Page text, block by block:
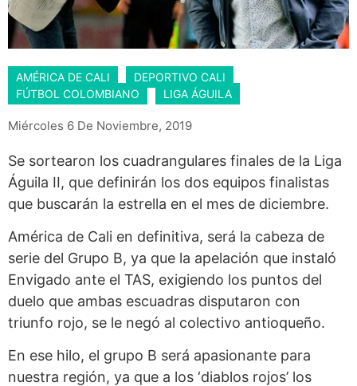
AMÉRICA DE CALI
DEPORTIVO CALI
FÚTBOL COLOMBIANO
LIGA ÁGUILA
Miércoles 6 De Noviembre, 2019
Se sortearon los cuadrangulares finales de la Liga
Águila II, que definirán los dos equipos finalistas
que buscarán la estrella en el mes de diciembre.
América de Cali en definitiva, será la cabeza de
serie del Grupo B, ya que la apelación que instaló
Envigado ante el TAS, exigiendo los puntos del
duelo que ambas escuadras disputaron con
triunfo rojo, se le negó al colectivo antioqueño.
En ese hilo, el grupo B será apasionante para
nuestra región, ya que a los ‘diablos rojos’ los